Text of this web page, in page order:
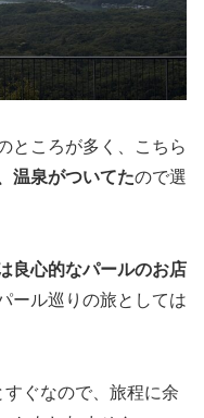
ところが多く、こちら
温泉がついてたので選
良心的なパールのお店
ール巡りの旅としては
ぐなので、旅程に余